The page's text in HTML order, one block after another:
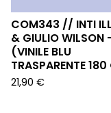
COM343 // INTI
& GIULIO WILSON
(VINILE BLU
TRASPARENTE
21,90 €